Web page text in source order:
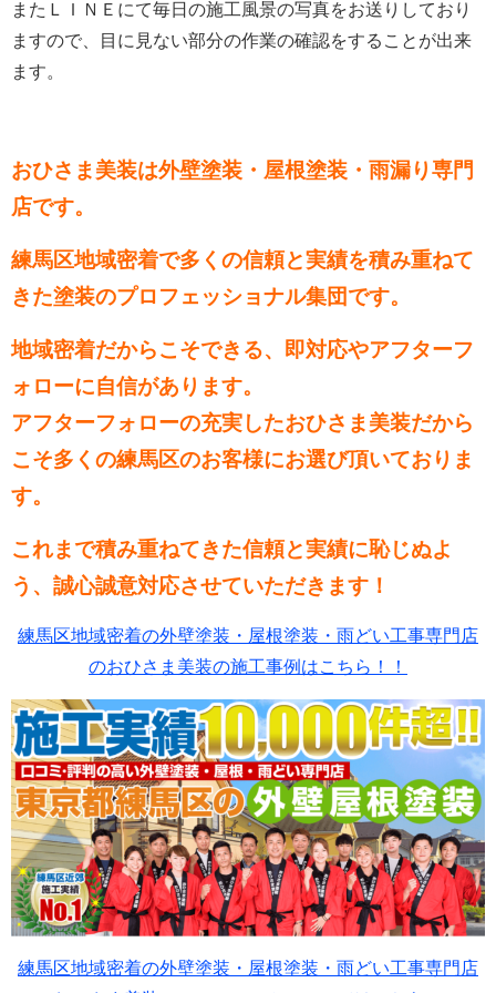
またＬＩＮＥにて毎日の施工風景の写真をお送りしており
ますので、目に見ない部分の作業の確認をすることが出来
ます。
おひさま美装は外壁塗装・屋根塗装・雨漏り専門
店です。
練馬区地域密着で多くの信頼と実績を積み重ねて
きた塗装のプロフェッショナル集団です。
地域密着だからこそできる、即対応やアフターフ
ォローに自信があります。
アフターフォローの充実したおひさま美装だから
こそ多くの練馬区のお客様にお選び頂いておりま
す。
これまで積み重ねてきた信頼と実績に恥じぬよ
う、誠心誠意対応させていただきます！
練馬区地域密着の外壁塗装・屋根塗装・雨どい工事専門店
のおひさま美装の施工事例はこちら！！
練馬区地域密着の外壁塗装・屋根塗装・雨どい工事専門店